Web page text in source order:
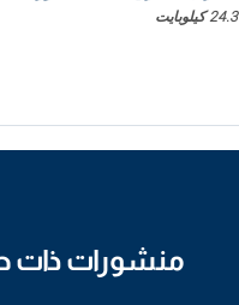
24.3 كيلوبايت
منشورات ذات